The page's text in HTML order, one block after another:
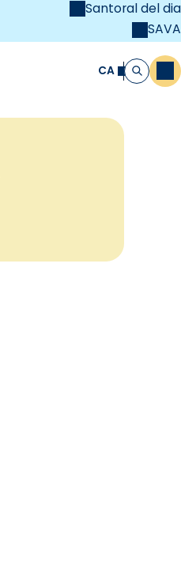
Santoral del dia
SAVA
CA Cerca